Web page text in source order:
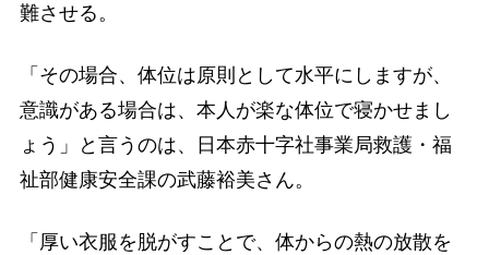
難させる。
「その場合、体位は原則として水平にしますが、
意識がある場合は、本人が楽な体位で寝かせまし
ょう」と言うのは、日本赤十字社事業局救護・福
祉部健康安全課の武藤裕美さん。
「厚い衣服を脱がすことで、体からの熱の放散を